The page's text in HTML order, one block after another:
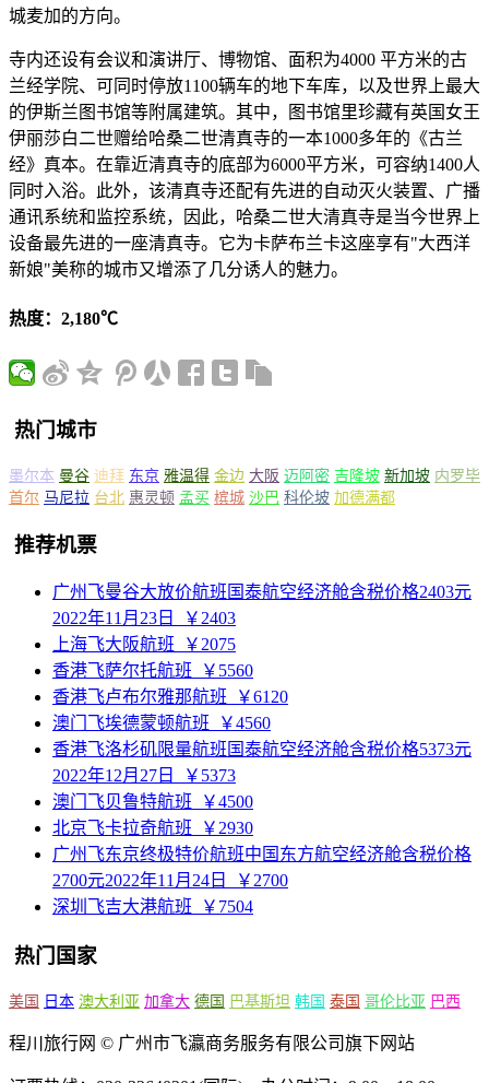
城麦加的方向。
寺内还设有会议和演讲厅、博物馆、面积为4000 平方米的古
兰经学院、可同时停放1100辆车的地下车库，以及世界上最大
的伊斯兰图书馆等附属建筑。其中，图书馆里珍藏有英国女王
伊丽莎白二世赠给哈桑二世清真寺的一本1000多年的《古兰
经》真本。在靠近清真寺的底部为6000平方米，可容纳1400人
同时入浴。此外，该清真寺还配有先进的自动灭火装置、广播
通讯系统和监控系统，因此，哈桑二世大清真寺是当今世界上
设备最先进的一座清真寺。它为卡萨布兰卡这座享有"大西洋
新娘"美称的城市又增添了几分诱人的魅力。
热度：2,180℃
热门城市
墨尔本 曼谷 迪拜 东京 雅温得 金边 大阪 迈阿密 吉隆坡 新加坡 内罗毕
首尔 马尼拉 台北 惠灵顿 孟买 槟城 沙巴 科伦坡 加德满都
推荐机票
广州飞曼谷大放价航班国泰航空经济舱含税价格2403元
2022年11月23日
￥2403
上海飞大阪航班
￥2075
香港飞萨尔托航班
￥5560
香港飞卢布尔雅那航班
￥6120
澳门飞埃德蒙顿航班
￥4560
香港飞洛杉矶限量航班国泰航空经济舱含税价格5373元
2022年12月27日
￥5373
澳门飞贝鲁特航班
￥4500
北京飞卡拉奇航班
￥2930
广州飞东京终极特价航班中国东方航空经济舱含税价格
2700元2022年11月24日
￥2700
深圳飞吉大港航班
￥7504
热门国家
美国 日本 澳大利亚 加拿大 德国 巴基斯坦 韩国 泰国 哥伦比亚 巴西
程川旅行网 © 广州市飞瀛商务服务有限公司旗下网站